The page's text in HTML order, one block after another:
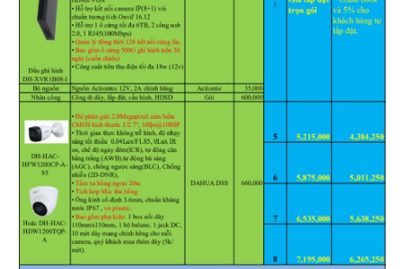
Hướng dẫn sử dụng
Tài liệu kỹ thuật
Liên hệ